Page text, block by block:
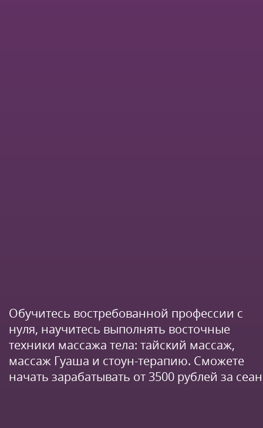
Обучитесь востребованной профессии с
нуля, научитесь выполнять восточные
техники массажа тела: тайский массаж,
массаж Гуаша и стоун-терапию. Сможете
начать зарабатывать от 3500 рублей за